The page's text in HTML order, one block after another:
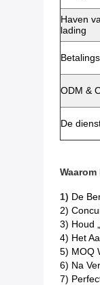
Haven
lading
ODM &
De
1) De
2)
3) Houd
4) Het
5) MOQ
6) Na
7)